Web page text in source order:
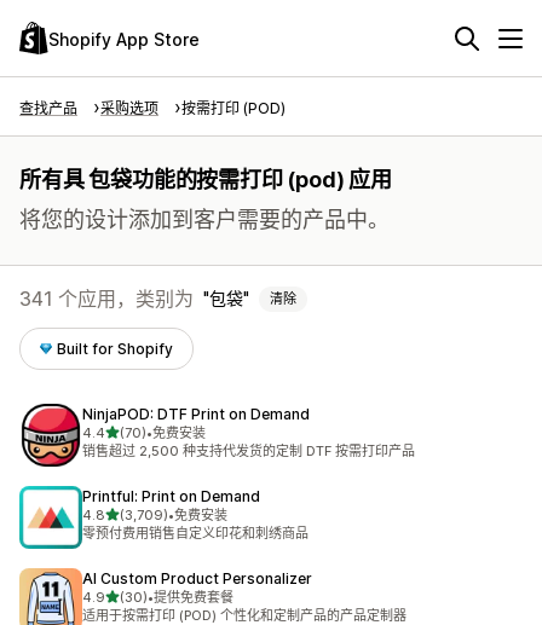
Shopify App Store
查找产品 采购选项 按需打印 (POD)
所有具 包袋功能的按需打印 (pod) 应用
将您的设计添加到客户需要的产品中。
341 个应用，类别为 包袋 清除
Built for Shopify
NinjaPOD: DTF Print on Demand
4.4星（满分 5 星）
(70)
总共 70 条评论
•免费安装
销售超过 2,500 种支持代发货的定制 DTF 按需打印产品
Printful: Print on Demand
4.8星（满分 5 星）
(3,709)
总共 3709 条评论
•免费安装
零预付费用销售自定义印花和刺绣商品
AI Custom Product Personalizer
4.9星（满分 5 星）
(30)
总共 30 条评论
•提供免费套餐
适用于按需打印 (POD) 个性化和定制产品的产品定制器